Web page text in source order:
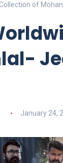
of
January 24,